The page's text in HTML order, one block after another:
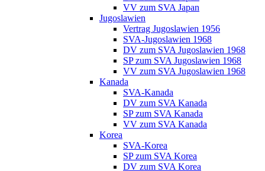
VV zum SVA Japan
Jugoslawien
Vertrag Jugoslawien 1956
SVA-Jugoslawien 1968
DV zum SVA Jugoslawien 1968
SP zum SVA Jugoslawien 1968
VV zum SVA Jugoslawien 1968
Kanada
SVA-Kanada
DV zum SVA Kanada
SP zum SVA Kanada
VV zum SVA Kanada
Korea
SVA-Korea
SP zum SVA Korea
DV zum SVA Korea